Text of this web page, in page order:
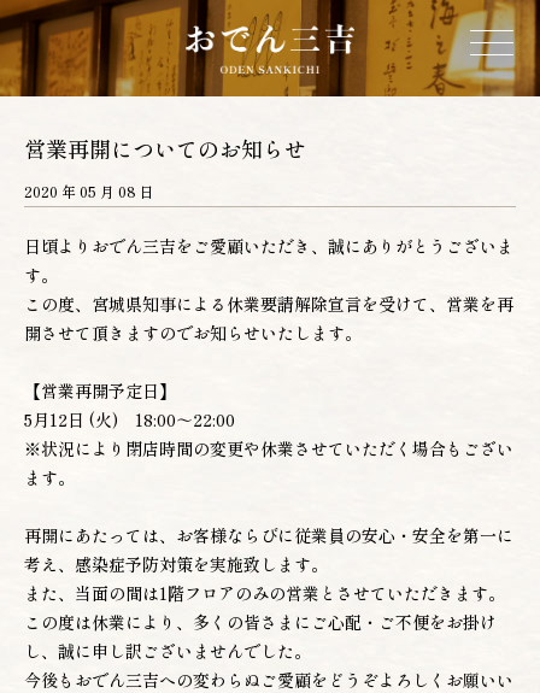
ホーム
三吉について
お品書き
営業カレンダー
お電話でのご予約
022-222-3830
(月〜土 12:00〜22:00)
営業再開についてのお知らせ
2020 年 05 月 08 日
日頃よりおでん三吉をご愛顧いただき、誠にありがとうございま
す。
この度、宮城県知事による休業要請解除宣言を受けて、営業を再
開させて頂きますのでお知らせいたします。
【営業再開予定日】
5月12日 (火) 18:00～22:00
※状況により閉店時間の変更や休業させていただく場合もござい
ます。
再開にあたっては、お客様ならびに従業員の安心・安全を第一に
考え、感染症予防対策を実施致します。
また、当面の間は1階フロアのみの営業とさせていただきます。
この度は休業により、多くの皆さまにご心配・ご不便をお掛け
し、誠に申し訳ございませんでした。
今後もおでん三吉への変わらぬご愛顧をどうぞよろしくお願いい